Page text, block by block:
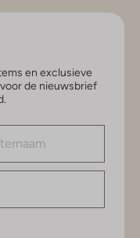
en exclusieve
de nieuwsbrief